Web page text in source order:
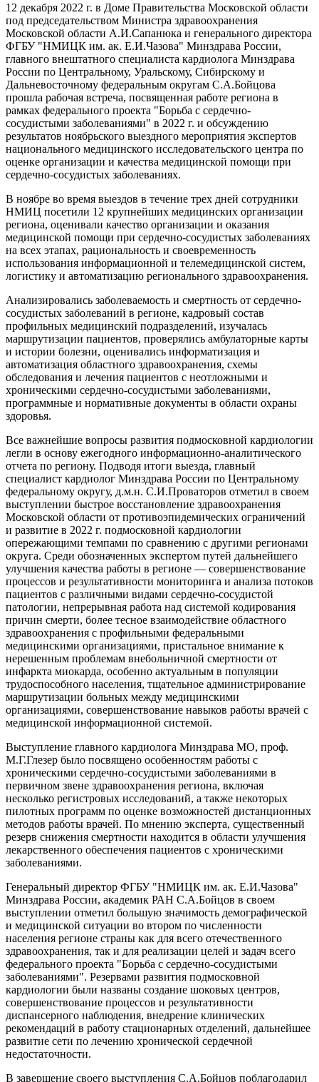
12 декабря 2022 г. в Доме Правительства Московской области
под председательством Министра здравоохранения
Московской области А.И.Сапанюка и генерального директора
ФГБУ "НМИЦК им. ак. Е.И.Чазова" Минздрава России,
главного внештатного специалиста кардиолога Минздрава
России по Центральному, Уральскому, Сибирскому и
Дальневосточному федеральным округам С.А.Бойцова
прошла рабочая встреча, посвященная работе региона в
рамках федерального проекта "Борьба с сердечно-
сосудистыми заболеваниями" в 2022 г. и обсуждению
результатов ноябрьского выездного мероприятия экспертов
национального медицинского исследовательского центра по
оценке организации и качества медицинской помощи при
сердечно-сосудистых заболеваниях.
В ноябре во время выездов в течение трех дней сотрудники
НМИЦ посетили 12 крупнейших медицинских организации
региона, оценивали качество организации и оказания
медицинской помощи при сердечно-сосудистых заболеваниях
на всех этапах, рациональность и своевременность
использования информационной и телемедицинской систем,
логистику и автоматизацию регионального здравоохранения.
Анализировались заболеваемость и смертность от сердечно-
сосудистых заболеваний в регионе, кадровый состав
профильных медицинский подразделений, изучалась
маршрутизации пациентов, проверялись амбулаторные карты
и истории болезни, оценивались информатизация и
автоматизация областного здравоохранения, схемы
обследования и лечения пациентов с неотложными и
хроническими сердечно-сосудистыми заболеваниями,
программные и нормативные документы в области охраны
здоровья.
Все важнейшие вопросы развития подмосковной кардиологии
легли в основу ежегодного информационно-аналитического
отчета по региону. Подводя итоги выезда, главный
специалист кардиолог Минздрава России по Центральному
федеральному округу, д.м.н. С.И.Проваторов отметил в своем
выступлении быстрое восстановление здравоохранения
Московской области от противоэпидемических ограничений
и развитие в 2022 г. подмосковной кардиологии
опережающими темпами по сравнению с другими регионами
округа. Среди обозначенных экспертом путей дальнейшего
улучшения качества работы в регионе — совершенствование
процессов и результативности мониторинга и анализа потоков
пациентов с различными видами сердечно-сосудистой
патологии, непрерывная работа над системой кодирования
причин смерти, более тесное взаимодействие областного
здравоохранения с профильными федеральными
медицинскими организациями, пристальное внимание к
нерешенным проблемам внебольничной смертности от
инфаркта миокарда, особенно актуальным в популяции
трудоспособного населения, тщательное администрирование
маршрутизации больных между медицинскими
организациями, совершенствование навыков работы врачей с
медицинской информационной системой.
Выступление главного кардиолога Минздрава МО, проф.
М.Г.Глезер было посвящено особенностям работы с
хроническими сердечно-сосудистыми заболеваниями в
первичном звене здравоохранения региона, включая
несколько регистровых исследований, а также некоторых
пилотных программ по оценке возможностей дистанционных
методов работы врачей. По мнению эксперта, существенный
резерв снижения смертности находится в области улучшения
лекарственного обеспечения пациентов с хроническими
заболеваниями.
Генеральный директор ФГБУ "НМИЦК им. ак. Е.И.Чазова"
Минздрава России, академик РАН С.А.Бойцов в своем
выступлении отметил большую значимость демографической
и медицинской ситуации во втором по численности
населения регионе страны как для всего отечественного
здравоохранения, так и для реализации целей и задач всего
федерального проекта "Борьба с сердечно-сосудистыми
заболеваниями". Резервами развития подмосковной
кардиологии были названы создание шоковых центров,
совершенствование процессов и результативности
диспансерного наблюдения, внедрение клинических
рекомендаций в работу стационарных отделений, дальнейшее
развитие сети по лечению хронической сердечной
недостаточности.
В завершение своего выступления С.А.Бойцов поблагодарил